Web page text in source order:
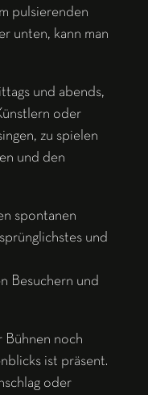
pulsierenden
unten, kann man
und abends,
oder
zu spielen
und den
spontanen
und
Besuchern und
Bühnen noch
ist präsent.
oder